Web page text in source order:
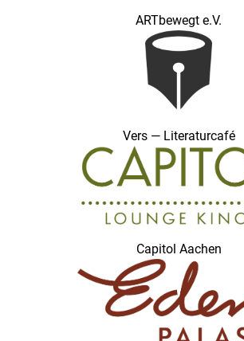
ARTbewegt e.V.
Vers — Literaturcafé
Capitol Aachen